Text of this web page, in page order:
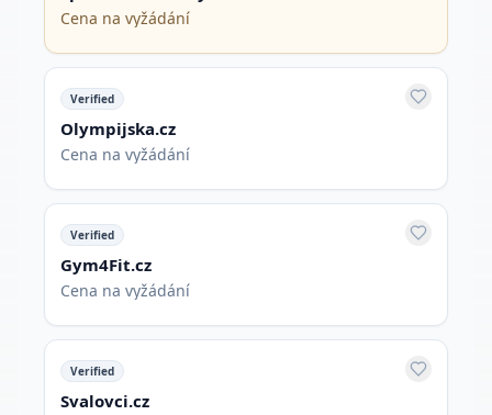
Cena na vyžádání
Verified
Olympijska.cz
Cena na vyžádání
Verified
Gym4Fit.cz
Cena na vyžádání
Verified
Svalovci.cz